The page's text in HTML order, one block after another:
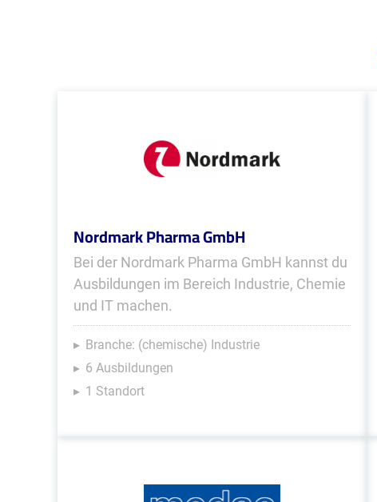
Nordmark Pharma GmbH
Bei der Nordmark Pharma GmbH kannst du
Ausbildungen im Bereich Industrie, Chemie
und IT machen.
Branche: (chemische) Industrie
6 Ausbildungen
1 Standort